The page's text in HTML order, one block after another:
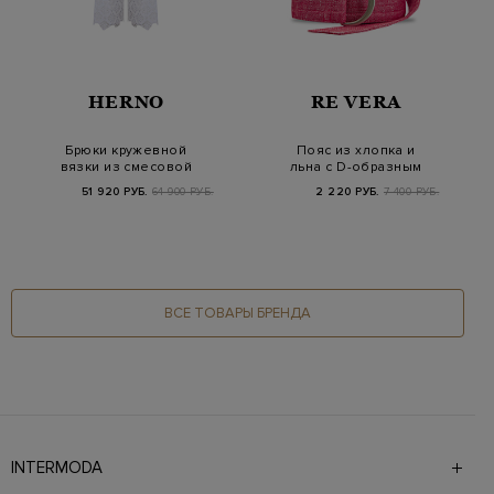
HERNO
Брюки кружевной
вязки из смесовой
51 920 РУБ. 64 900 РУБ.
RE VERA
Пояс из хлопка и
льна с D-образным
2 220 РУБ. 7 400 РУБ.
ВСЕ ТОВАРЫ БРЕНДА
INTERMODA